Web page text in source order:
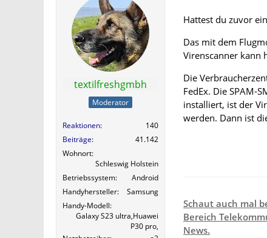
textilfreshgmbh
Moderator
Reaktionen
140
Beiträge
41.142
Wohnort
Schleswig Holstein
Betriebssystem
Android
Handyhersteller
Samsung
Handy-Modell
Galaxy S23 ultra,Huawei
P30 pro,
Hattest du zuvor
Das mit dem
Virenscanner kann
Die
FedEx. Die SPAM-
installiert, ist der
werden. Dann ist
Schaut auch mal
Bereich
News.